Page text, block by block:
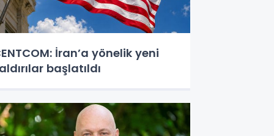
İran’a yönelik yeni
başlatıldı